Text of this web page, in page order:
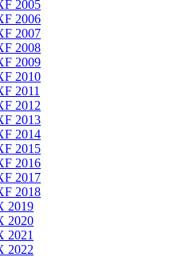
2005
2006
2007
2008
2009
2010
2011
2012
2013
2014
2015
2016
2017
2018
2019
2020
2021
2022